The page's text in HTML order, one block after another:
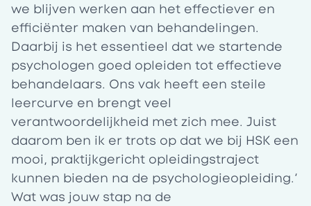
we blijven werken aan het effectiever en
efficiënter maken van behandelingen.
Daarbij is het essentieel dat we startende
psychologen goed opleiden tot effectieve
behandelaars. Ons vak heeft een steile
leercurve en brengt veel
verantwoordelijkheid met zich mee. Juist
daarom ben ik er trots op dat we bij HSK een
mooi, praktijkgericht opleidingstraject
kunnen bieden na de psychologieopleiding.’
Wat was jouw stap na de